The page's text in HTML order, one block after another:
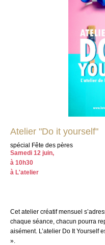
Atelier "Do it yourself"
spécial Fête des pères
Samedi 12 juin,
à 10h30
à L'atelier
Cet atelier créatif mensuel
chaque séance, chacun pourra
aisément. L’atelier Do It Yourself
».